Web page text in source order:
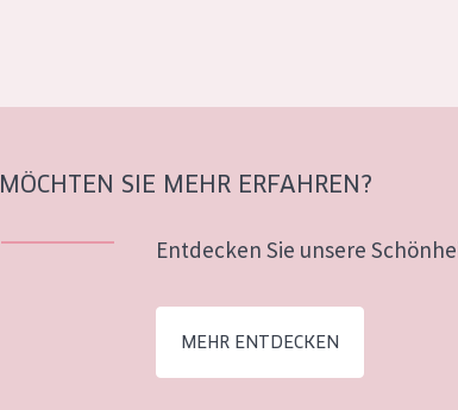
MÖCHTEN SIE MEHR ERFAHREN?
Entdecken Sie unsere
MEHR ENTDECKEN